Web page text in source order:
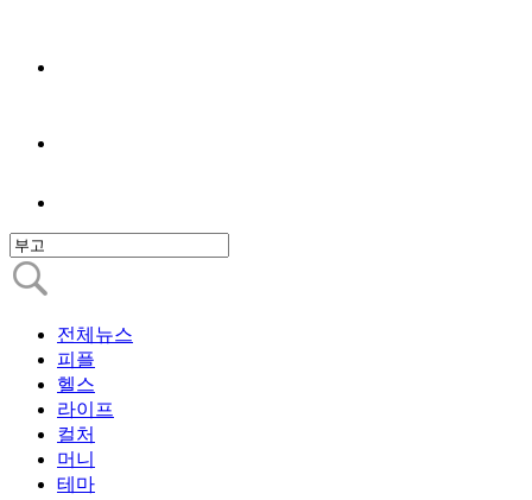
전체뉴스
피플
헬스
라이프
컬처
머니
테마